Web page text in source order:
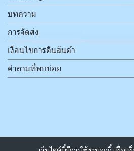
บทความ
การจัดส่ง
เงื่อนไขการคืนสินค้า
คำถามที่พบบ่อย